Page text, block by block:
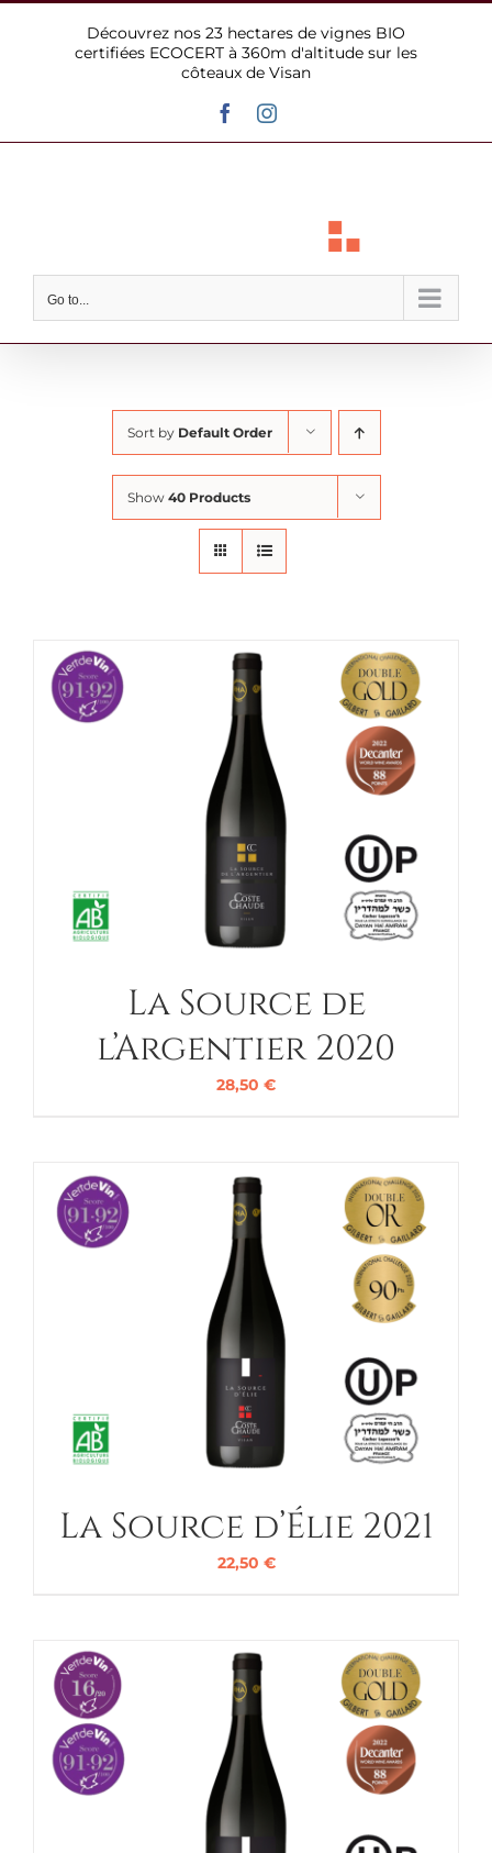
Découvrez nos 23 hectares de vignes BIO
certifiées ECOCERT à 360m d'altitude sur les
côteaux de Visan
FacebookInstagram
Go to...
Sort by Default Order
Show 40 Products
La Source de
l’Argentier 2020
28,50 €
La Source d’Élie 2021
22,50 €